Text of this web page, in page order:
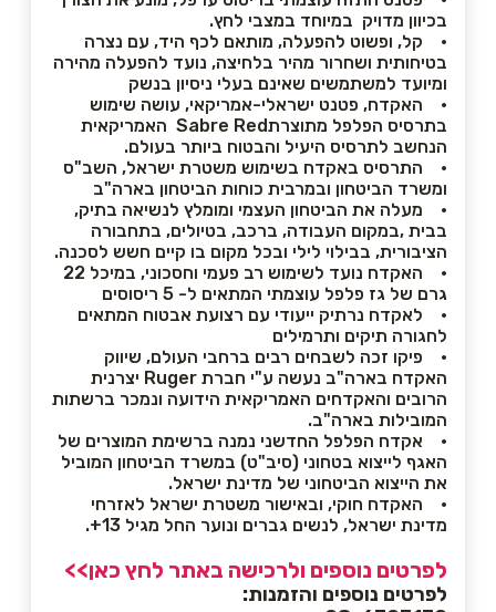
בכיוון מדויק במיוחד במצבי לחץ.
• קל, ופשוט להפעלה, מותאם לכף היד, עם נצרה
בטיחותית ושחרור מהיר בלחיצה, נועד להפעלה מהירה
ומיועד למשתמשים שאינם בעלי ניסיון בנשק
• האקדח, פטנט ישראלי-אמריקאי, עושה שימוש
בתרסיס הפלפל מתוצרתSabre Red האמריקאית
הנחשב לתרסיס היעיל והבטוח ביותר בעולם.
• התרסיס באקדח בשימוש משטרת ישראל, השב"ס
ומשרד הביטחון ובמרבית כוחות הביטחון בארה"ב
• מעלה את הביטחון העצמי ומומלץ לנשיאה בתיק,
בבית ,במקום העבודה, ברכב, בטיולים, בתחבורה
הציבורית, בבילוי לילי ובכל מקום בו קיים חשש לסכנה.
• האקדח נועד לשימוש רב פעמי וחסכוני, במיכל 22
גרם של גז פלפל עוצמתי המתאים ל- 5 ריסוסים
• לאקדח נרתיק ייעודי עם רצועת אבטוח המתאים
לחגורה תיקים ותרמילים
• פיקו זכה לשבחים רבים ברחבי העולם, שיווק
האקדח בארה"ב נעשה ע"י חברת Ruger יצרנית
הרובים והאקדחים האמריקאית הידועה ונמכר ברשתות
המובילות בארה"ב.
• אקדח הפלפל החדשני נמנה ברשימת המוצרים של
האגף לייצוא בטחוני (סיב"ט) במשרד הביטחון המוביל
את הייצוא הביטחוני של מדינת ישראל.
• האקדח חוקי, ובאישור משטרת ישראל לאזרחי
מדינת ישראל, לנשים גברים ונוער החל מגיל 13+.
לפרטים נוספים ולרכישה באתר לחץ כאן>>
לפרטים נוספים והזמנות: